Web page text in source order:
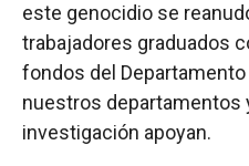
este genocidio se
trabajadores graduados
fondos del
nuestros departamentos
investigación apoyan.